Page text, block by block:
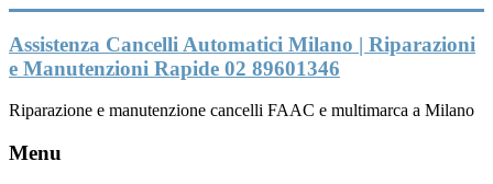
al
contenuto
Assistenza Cancelli Automatici Milano | Riparazioni
e Manutenzioni Rapide 02 89601346
Riparazione e manutenzione cancelli FAAC e multimarca a Milano
Menu